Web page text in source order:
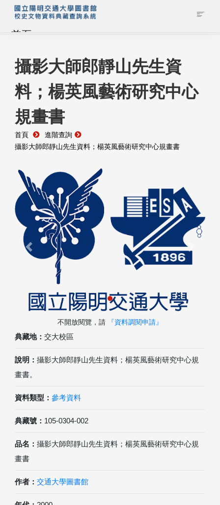
首頁
藏品查詢
校史館簡介
藏品清單全覽
資料調閱申請
管理者登入
攝影大師郎靜山先生資
料；楊英風藝術研究中心
規畫書
首頁
進階查詢
攝影大師郎靜山先生資料；楊英風藝術研究中心規畫書
典藏地： 交大校區
說明： 攝影大師郎靜山先生資料；楊英風藝術研究中心規
畫書。
資料類型： 參考資料
典藏號： 105-0304-002
品名： 攝影大師郎靜山先生資料；楊英風藝術研究中心規
畫書
作者： 交通大學圖書館
Previous Next
不開放閱覽，請 『資料調閱申請』